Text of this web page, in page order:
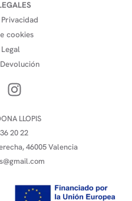
cookies
LLOPIS
20 22
46005 Valencia